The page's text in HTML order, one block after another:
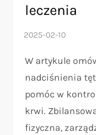
leczenia
W artykule
nadciśnienia
pomóc w
krwi.
fizyczna,